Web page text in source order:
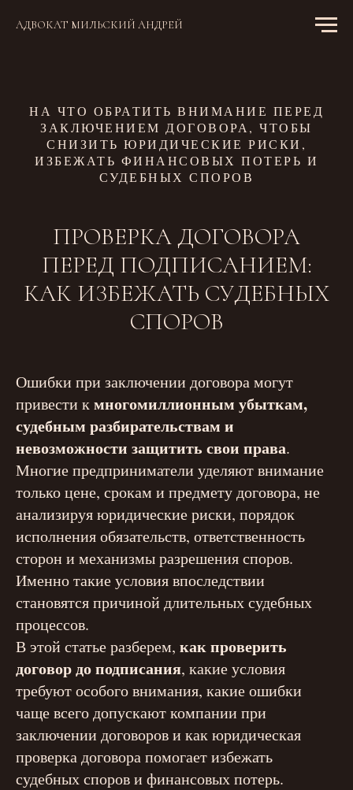
АДВОКАТ МИЛЬСКИЙ АНДРЕЙ
НА ЧТО ОБРАТИТЬ ВНИМАНИЕ ПЕРЕД
ЗАКЛЮЧЕНИЕМ ДОГОВОРА, ЧТОБЫ
СНИЗИТЬ ЮРИДИЧЕСКИЕ РИСКИ,
ИЗБЕЖАТЬ ФИНАНСОВЫХ ПОТЕРЬ И
СУДЕБНЫХ СПОРОВ
ПРОВЕРКА ДОГОВОРА
ПЕРЕД ПОДПИСАНИЕМ:
КАК ИЗБЕЖАТЬ СУДЕБНЫХ
СПОРОВ
Ошибки при заключении договора могут
привести кмногомиллионным убыткам,
судебным разбирательствам и
невозможности защитить свои права.
Многие предприниматели уделяют внимание
только цене, срокам и предмету договора, не
анализируя юридические риски, порядок
исполнения обязательств, ответственность
сторон и механизмы разрешения споров.
Именно такие условия впоследствии
становятся причиной длительных судебных
процессов.
В этой статье разберем, как проверить
договор до подписания, какие условия
требуют особого внимания, какие ошибки
чаще всего допускают компании при
заключении договоров и как юридическая
проверка договора помогает избежать
судебных споров и финансовых потерь.